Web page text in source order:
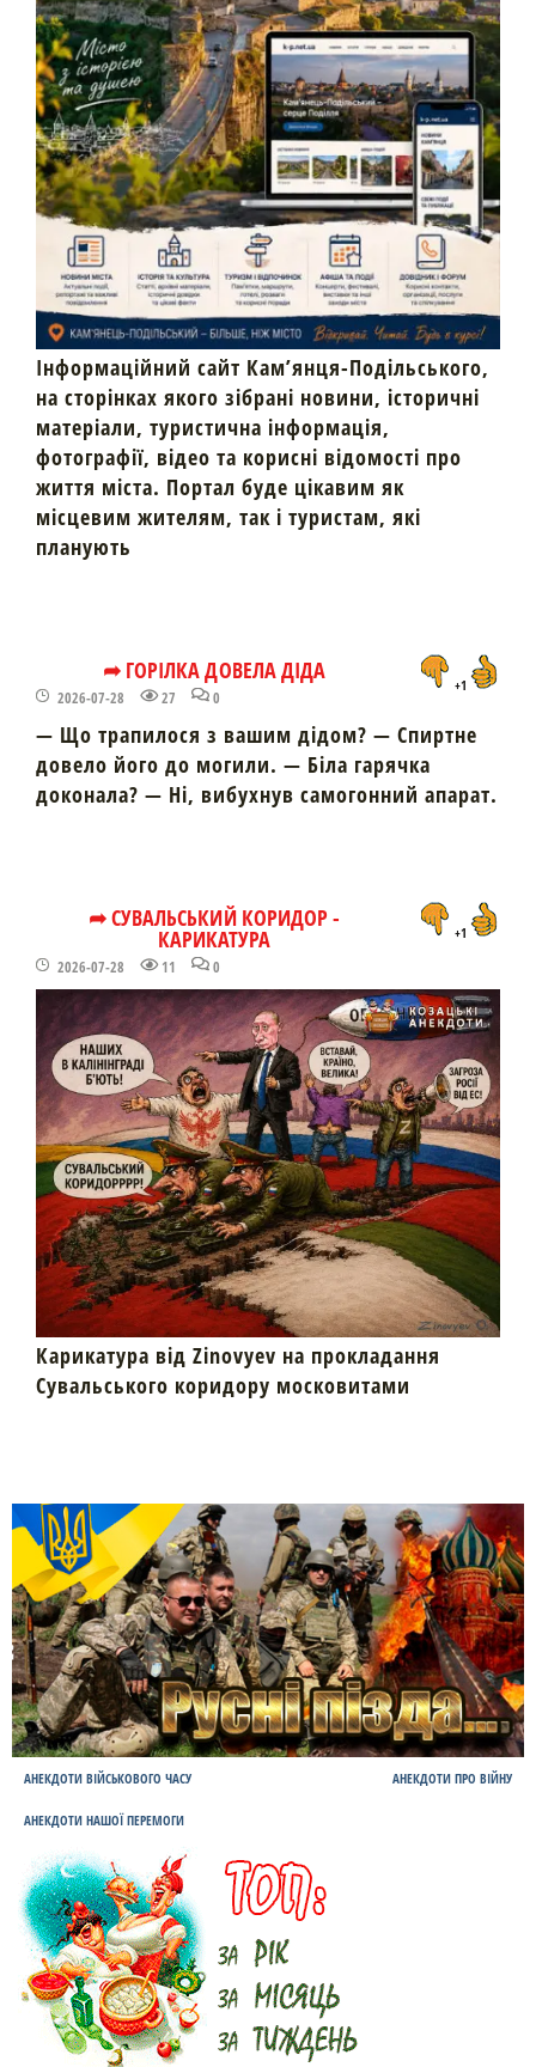
Інформаційний сайт Кам’янця-Подільського,
на сторінках якого зібрані новини, історичні
матеріали, туристична інформація,
фотографії, відео та корисні відомості про
життя міста. Портал буде цікавим як
місцевим жителям, так і туристам, які
планують
➦ ГОРІЛКА ДОВЕЛА ДІДА
2026-07-28 27 0
+1
— Що трапилося з вашим дідом? — Спиртне
довело його до могили. — Біла гарячка
доконала? — Ні, вибухнув самогонний апарат.
➦ СУВАЛЬСЬКИЙ КОРИДОР -
КАРИКАТУРА
2026-07-28 11 0
+1
Карикатура від Zinovyev на прокладання
Сувальського коридору московитами
АНЕКДОТИ ВІЙСЬКОВОГО ЧАСУ АНЕКДОТИ ПРО ВІЙНУ
АНЕКДОТИ НАШОЇ ПЕРЕМОГИ